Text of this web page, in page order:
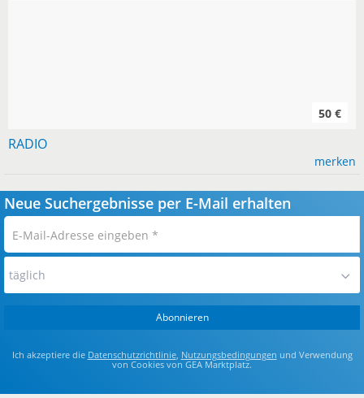
RADIO
50 €
merken
Neue Suchergebnisse per E-Mail erhalten
E-
Mail-
Adresse
eingeben
täglich
Abonnieren
Ich akzeptiere die Datenschutzrichtlinie, Nutzungsbedingungen und Verwendung
von Cookies von GEA Marktplatz.